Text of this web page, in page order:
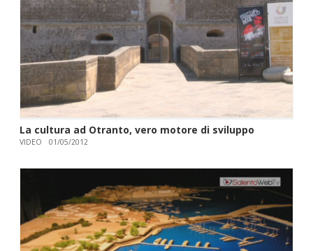
La cultura ad Otranto, vero motore di sviluppo
VIDEO 01/05/2012